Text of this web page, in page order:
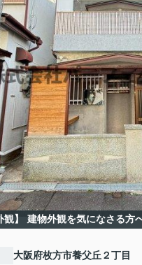
観】 建物外観を気になさる方
大阪府枚方市養父丘 ２丁目